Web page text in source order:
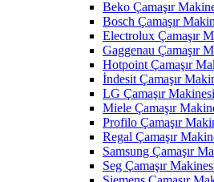
Beko Çamaşır
Bosch Çamaşır
Electrolux Çamaşır
Gaggenau Çamaşır
Hotpoint Çamaşır
İndesit Çamaşır
LG Çamaşır
Miele Çamaşır
Profilo Çamaşır
Regal Çamaşır
Samsung Çamaşır
Seg Çamaşır